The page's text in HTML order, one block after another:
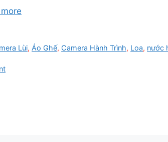
Lùi, Áo Ghế, Camera Hành Trình, Loa, nước